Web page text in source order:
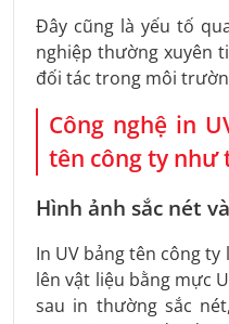
Đây cũng là yếu tố
nghiệp thường xuyên
đối tác trong môi
Công nghệ in
tên công ty như
Hình ảnh sắc nét
In UV bảng tên công
lên vật liệu bằng mực
sau in thường sắc